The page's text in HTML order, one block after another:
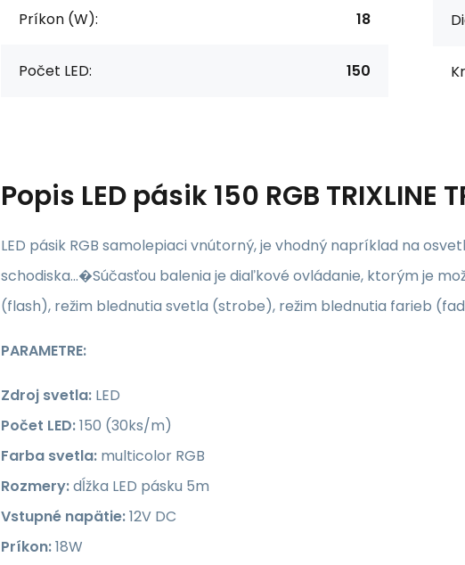
Príkon (W): 18
Počet LED: 150
Popis LED pásik 150 RGB TRIXLINE
LED pásik RGB samolepiaci vnútorný, je vhodný napríklad na
schodiska...�Súčasťou balenia je diaľkové ovládanie, ktorým je
(flash), režim blednutia svetla (strobe), režim blednutia farieb
PARAMETRE:
Zdroj svetla: LED
Počet LED:150 (30ks/m)
Farba svetla: multicolor RGB
Rozmery:dĺžka LED pásku 5m
Vstupné napätie:12V DC
Príkon:18W